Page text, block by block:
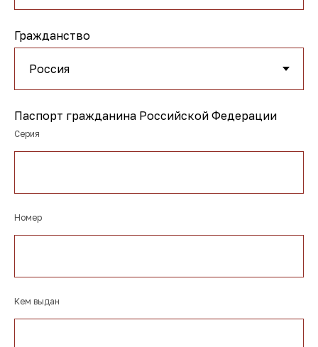
Гражданство
Паспорт гражданина Российской Федерации
Серия
Номер
Кем выдан